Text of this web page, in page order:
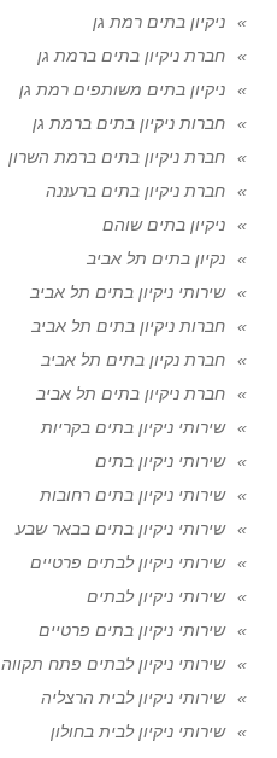
ניקיון בתים רמת גן
חברת ניקיון בתים ברמת גן
ניקיון בתים משותפים רמת גן
חברות ניקיון בתים ברמת גן
חברת ניקיון בתים ברמת השרון
חברת ניקיון בתים ברעננה
ניקיון בתים שוהם
נקיון בתים תל אביב
שירותי ניקיון בתים תל אביב
חברות ניקיון בתים תל אביב
חברת נקיון בתים תל אביב
חברת ניקיון בתים תל אביב
שירותי ניקיון בתים בקריות
שירותי ניקיון בתים
שירותי ניקיון בתים רחובות
שירותי ניקיון בתים בבאר שבע
שירותי ניקיון לבתים פרטיים
שירותי ניקיון לבתים
שירותי ניקיון בתים פרטיים
שירותי ניקיון לבתים פתח תקווה
שירותי ניקיון לבית הרצליה
שירותי ניקיון לבית בחולון